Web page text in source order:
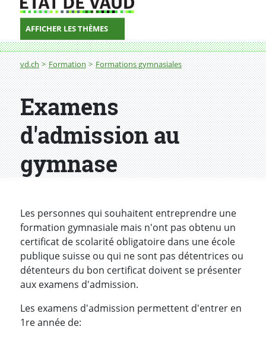
AFFICHER LES THÈMES
Fil d'Ariane
vd.ch Formation Formations gymnasiales
Examens d'admission au gymnase
Examens
d'admission au
gymnase
Les personnes qui souhaitent entreprendre une
formation gymnasiale mais n'ont pas obtenu un
certificat de scolarité obligatoire dans une école
publique suisse ou qui ne sont pas détentrices ou
détenteurs du bon certificat doivent se présenter
aux examens d'admission.
Les examens d'admission permettent d'entrer en
1re année de: